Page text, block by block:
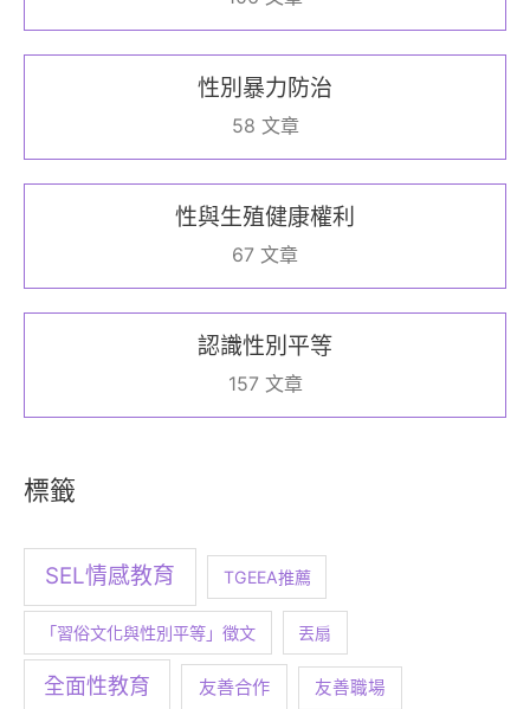
性別暴力防治
58 文章
性與生殖健康權利
67 文章
認識性別平等
157 文章
標籤
SEL情感教育 TGEEA推薦
「習俗文化與性別平等」徵文 丟扇
全面性教育 友善合作 友善職場